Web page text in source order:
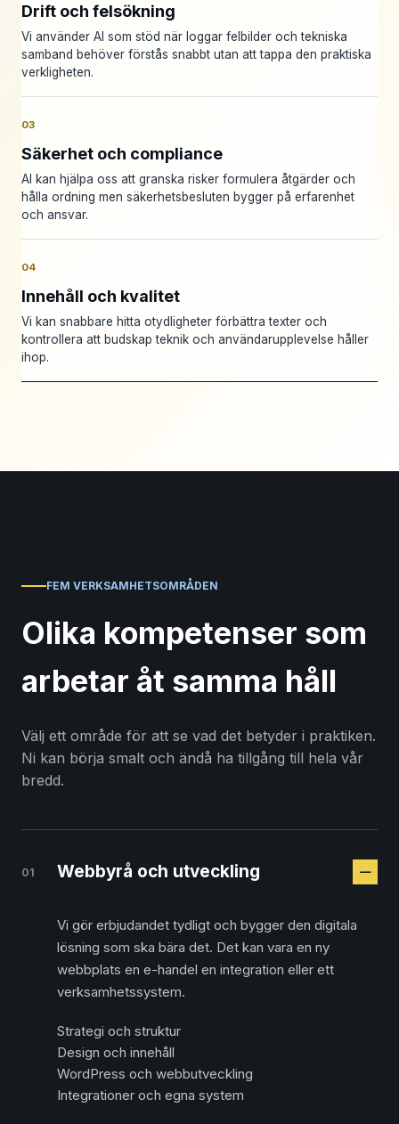
Drift och felsökning
Vi använder AI som stöd när loggar felbilder och tekniska
samband behöver förstås snabbt utan att tappa den praktiska
verkligheten.
03
Säkerhet och compliance
AI kan hjälpa oss att granska risker formulera åtgärder och
hålla ordning men säkerhetsbesluten bygger på erfarenhet
och ansvar.
04
Innehåll och kvalitet
Vi kan snabbare hitta otydligheter förbättra texter och
kontrollera att budskap teknik och användarupplevelse håller
ihop.
FEM VERKSAMHETSOMRÅDEN
Olika kompetenser som
arbetar åt samma håll
Välj ett område för att se vad det betyder i praktiken.
Ni kan börja smalt och ändå ha tillgång till hela vår
bredd.
01 Webbyrå och utveckling
Vi gör erbjudandet tydligt och bygger den digitala
lösning som ska bära det. Det kan vara en ny
webbplats en e-handel en integration eller ett
verksamhetssystem.
Strategi och struktur
Design och innehåll
WordPress och webbutveckling
Integrationer och egna system